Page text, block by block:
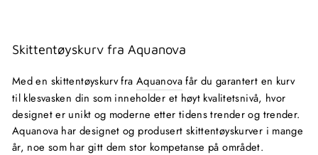
Skittentøyskurv fra Aquanova
Med en skittentøyskurv fra Aquanovafår du garantert en kurv
til klesvasken din som inneholder et høyt kvalitetsnivå, hvor
designet er unikt og moderne etter tidens trender og trender.
Aquanova har designet og produsert skittentøyskurver i mange
år, noe som har gitt dem stor kompetanse på området.